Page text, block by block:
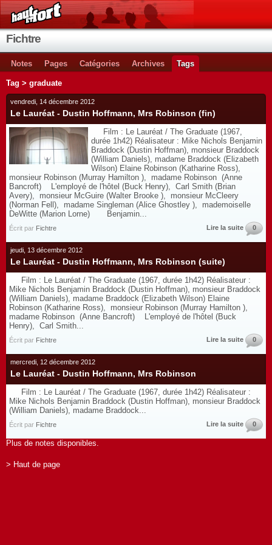
Fichtre
Notes Pages Catégories Archives Tags
Tag > graduate
vendredi, 14 décembre 2012
Le Lauréat - Dustin Hoffmann, Mrs Robinson (fin)
Film : Le Lauréat / The Graduate (1967,
durée 1h42) Réalisateur : Mike Nichols Benjamin
Braddock (Dustin Hoffman), monsieur Braddock
(William Daniels), madame Braddock (Elizabeth
Wilson) Elaine Robinson (Katharine Ross),
monsieur Robinson (Murray Hamilton ), madame Robinson (Anne
Bancroft) L'employé de l'hôtel (Buck Henry), Carl Smith (Brian
Avery), monsieur McGuire (Walter Brooke ), monsieur McCleery
(Norman Fell), madame Singleman (Alice Ghostley ), mademoiselle
DeWitte (Marion Lorne) Benjamin...
Écrit par Fichtre Lire la suite 0
jeudi, 13 décembre 2012
Le Lauréat - Dustin Hoffmann, Mrs Robinson (suite)
Film : Le Lauréat / The Graduate (1967, durée 1h42) Réalisateur :
Mike Nichols Benjamin Braddock (Dustin Hoffman), monsieur Braddock
(William Daniels), madame Braddock (Elizabeth Wilson) Elaine
Robinson (Katharine Ross), monsieur Robinson (Murray Hamilton ),
madame Robinson (Anne Bancroft) L'employé de l'hôtel (Buck
Henry), Carl Smith...
Écrit par Fichtre Lire la suite 0
mercredi, 12 décembre 2012
Le Lauréat - Dustin Hoffmann, Mrs Robinson
Film : Le Lauréat / The Graduate (1967, durée 1h42) Réalisateur :
Mike Nichols Benjamin Braddock (Dustin Hoffman), monsieur Braddock
(William Daniels), madame Braddock...
Écrit par Fichtre Lire la suite 0
Plus de notes disponibles.
> Haut de page